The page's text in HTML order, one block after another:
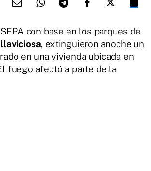
con base en los parques de
, extinguieron anoche un
en una vivienda ubicada en
fuego afectó a parte de la